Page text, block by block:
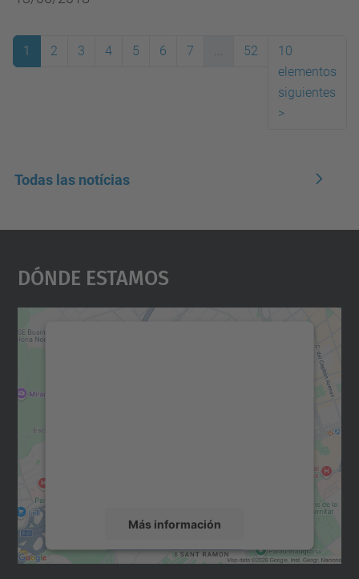
1 2 3 4 5 6 7 ... 52
10
elementos
siguientes
>
Todas las notícias
Dónde Estamos
Más información
Aceptar